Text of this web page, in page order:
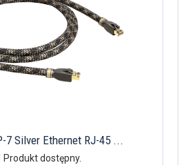
7 Silver Ethernet RJ-45 ...
Produkt dostępny.